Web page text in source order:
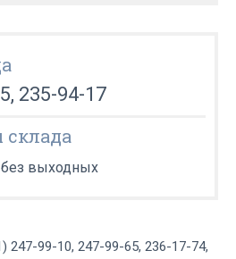
235-94-17
склада
без выходных
247-99-10, 247-99-65, 236-17-74,